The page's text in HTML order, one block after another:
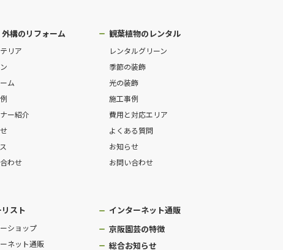
構のリフォーム
リア
ム
ー紹介
わせ
観葉植物のレンタル
レンタルグリーン
季節の装飾
光の装飾
施工事例
費用と対応エリア
よくある質問
お知らせ
お問い合わせ
スト
ショップ
ネット通販
インターネット通販
京阪園芸の特徴
総合お知らせ